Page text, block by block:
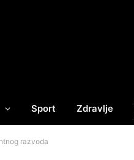
Sport Zdravlje
razvoda